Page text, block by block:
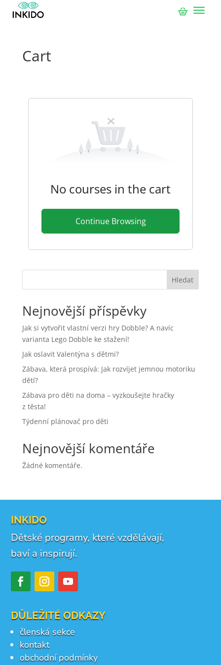
Cart
No courses in the cart
Continue Browsing
Hledat
Nejnovější příspěvky
Jak si vytvořit vlastní verzi hry Dobble? A navíc
varianta Lego Dobble ke stažení!
Jak oslavit Valentýna s dětmi?
Zábava, která prospívá: Jak rozvíjet jemnou motoriku
dětí?
Zábava pro děti na doma – vyzkoušejte hračky
z těsta!
Týdenní plánovač pro děti
Nejnovější komentáře
Žádné komentáře.
INKIDO
Dětské programy, které vzdělávají,
baví a inspirují.
DŮLEŽITÉ ODKAZY
členská sekce
kontakt
obchodní podmínky